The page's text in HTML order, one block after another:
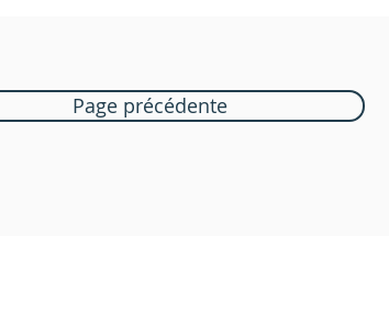
Page précédente